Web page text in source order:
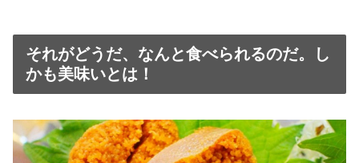
それがどうだ、なんと食べられるのだ。し
かも美味いとは！